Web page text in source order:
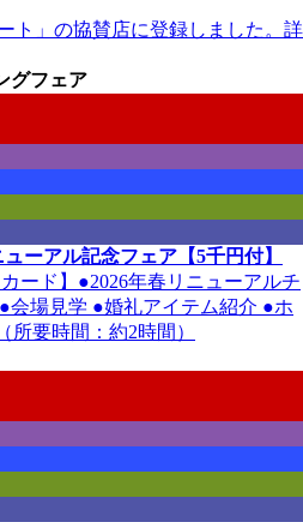
ト」の協賛店に登録しました。 詳
グフェア
ーアル記念フェア【5千円付】
ード】●2026年春リニューアルチ
会場見学 ●婚礼アイテム紹介 ●ホ
要時間：約2時間）